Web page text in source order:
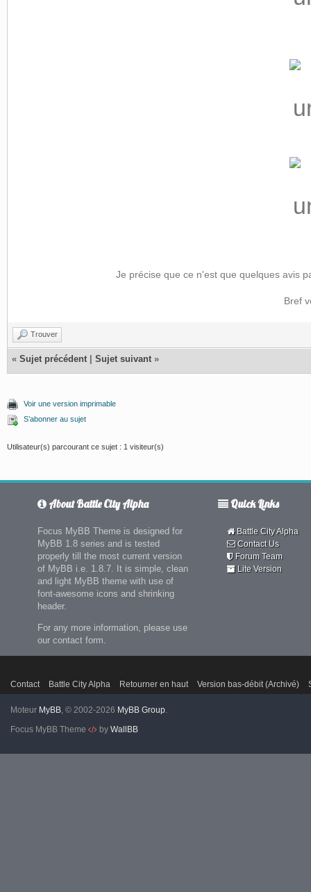
Je précise que ce n'est que quelques avis
Bref
Trouver
« Sujet précédent Sujet suivant »
Voir une version imprimable
S’abonner au sujet
Utilisateur(s) parcourant ce sujet : 1 visiteur(s)
About Battle City Alpha
Focus MyBB Theme is designed for
MyBB 1.8 series and is tested
properly till the most current version
of MyBB i.e. 1.8.7. It is simple, clean
and light MyBB theme with use of
font-awesome icons and shrinking
header.
For any more information, please use
our contact form.
Quick Links
Battle City Alpha
Contact Us
Forum Team
Lite Version
Contact Battle City Alpha Retourner en haut Version bas-débit (Archivé)
Moteur MyBB, © 2002-2026 MyBB Group.
Focus MyBB Theme
by WallBB